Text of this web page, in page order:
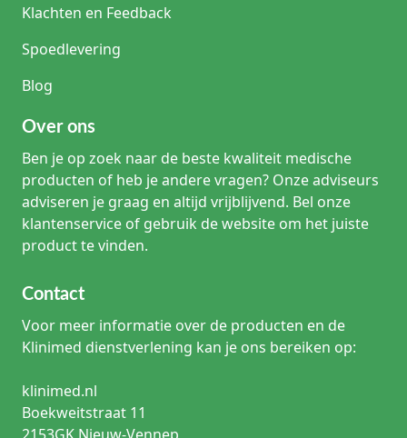
Klachten en Feedback
Spoedlevering
Blog
Over ons
Ben je op zoek naar de beste kwaliteit medische
producten of heb je andere vragen? Onze adviseurs
adviseren je graag en altijd vrijblijvend. Bel onze
klantenservice of gebruik de website om het juiste
product te vinden.
Contact
Voor meer informatie over de producten en de
Klinimed dienstverlening kan je ons bereiken op:
klinimed.nl
Boekweitstraat 11